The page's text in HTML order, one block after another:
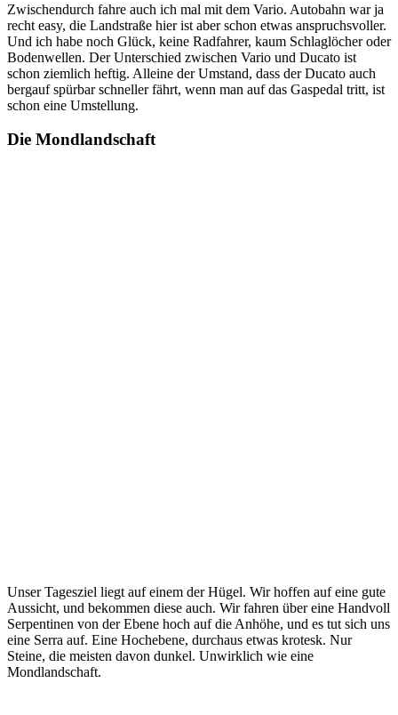
Zwischendurch fahre auch ich mal mit dem Vario. Autobahn war ja
recht easy, die Landstraße hier ist aber schon etwas anspruchsvoller.
Und ich habe noch Glück, keine Radfahrer, kaum Schlaglöcher oder
Bodenwellen. Der Unterschied zwischen Vario und Ducato ist
schon ziemlich heftig. Alleine der Umstand, dass der Ducato auch
bergauf spürbar schneller fährt, wenn man auf das Gaspedal tritt, ist
schon eine Umstellung.
Die Mondlandschaft
Unser Tagesziel liegt auf einem der Hügel. Wir hoffen auf eine gute
Aussicht, und bekommen diese auch. Wir fahren über eine Handvoll
Serpentinen von der Ebene hoch auf die Anhöhe, und es tut sich uns
eine Serra auf. Eine Hochebene, durchaus etwas krotesk. Nur
Steine, die meisten davon dunkel. Unwirklich wie eine
Mondlandschaft.